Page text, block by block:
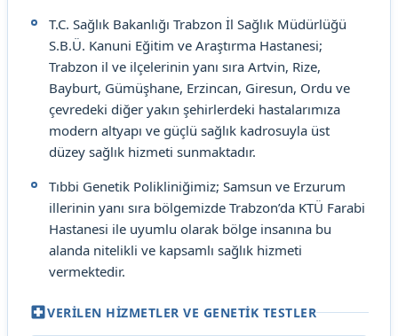
T.C. Sağlık Bakanlığı Trabzon İl Sağlık Müdürlüğü
S.B.Ü. Kanuni Eğitim ve Araştırma Hastanesi;
Trabzon il ve ilçelerinin yanı sıra Artvin, Rize,
Bayburt, Gümüşhane, Erzincan, Giresun, Ordu ve
çevredeki diğer yakın şehirlerdeki hastalarımıza
modern altyapı ve güçlü sağlık kadrosuyla üst
düzey sağlık hizmeti sunmaktadır.
Tıbbi Genetik Polikliniğimiz; Samsun ve Erzurum
illerinin yanı sıra bölgemizde Trabzon’da KTÜ Farabi
Hastanesi ile uyumlu olarak bölge insanına bu
alanda nitelikli ve kapsamlı sağlık hizmeti
vermektedir.
VERİLEN HİZMETLER VE GENETİK TESTLER